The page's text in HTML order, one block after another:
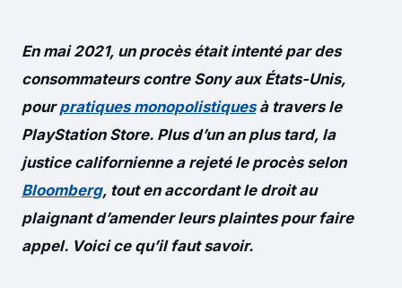
En mai 2021, un procès était intenté par des
consommateurs contre Sony aux États-Unis,
pourpratiques monopolistiquesà travers le
PlayStation Store. Plus d’un an plus tard, la
justice californienne a rejeté le procès selon
Bloomberg, tout en accordant le droit au
plaignant d’amender leurs plaintes pour faire
appel. Voici ce qu’il faut savoir.